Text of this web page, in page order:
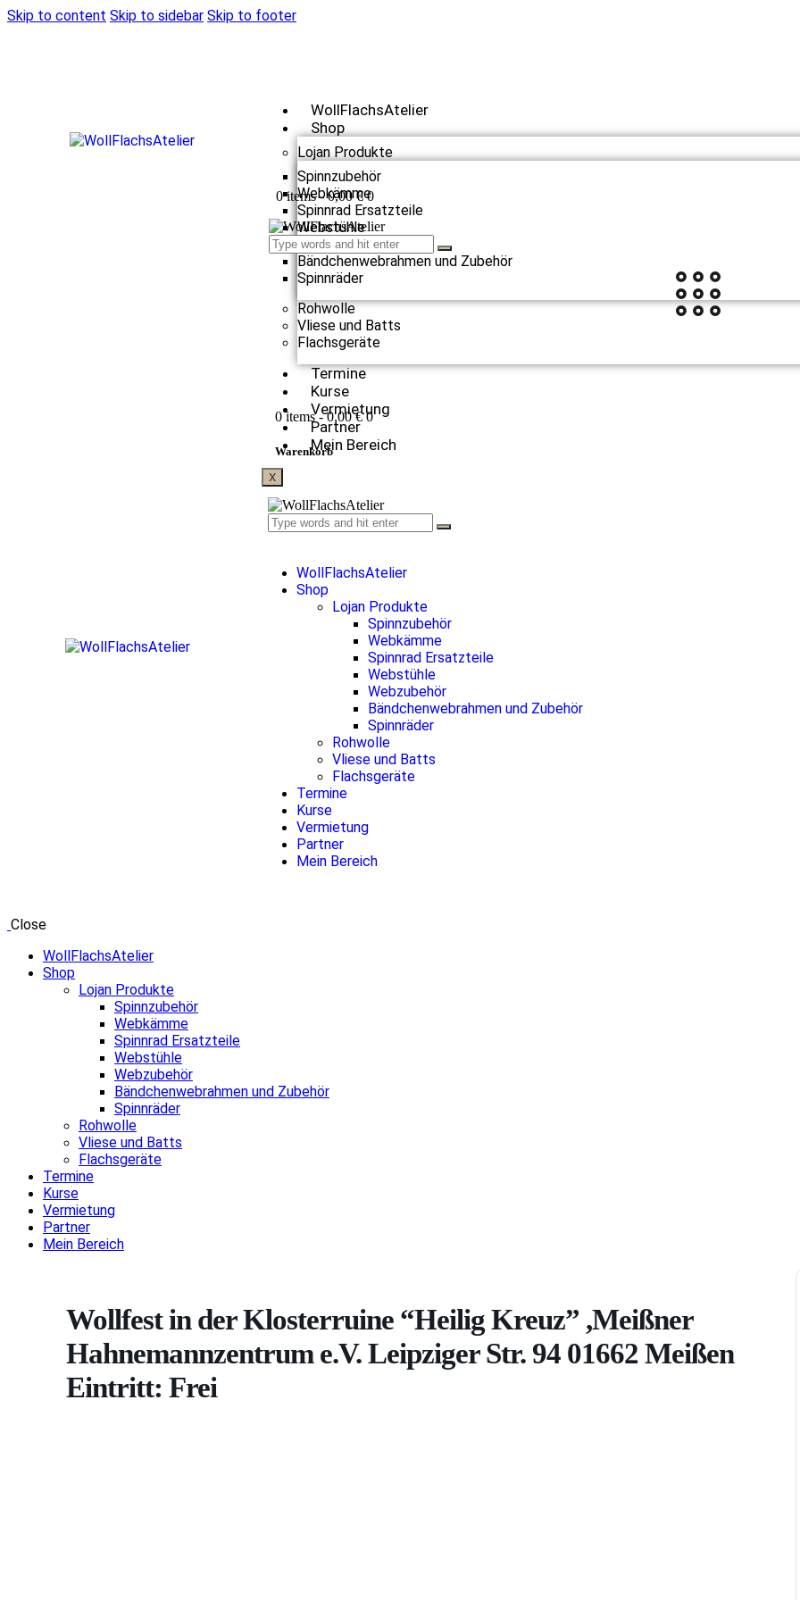
Skip to content Skip to sidebar Skip to footer
WollFlachsAtelier
Shop
Lojan Produkte
Spinnzubehör
Webkämme
Spinnrad Ersatzteile
Webstühle
Webzubehör
Bändchenwebrahmen und Zubehör
Spinnräder
Rohwolle
Vliese und Batts
Flachsgeräte
Termine
Kurse
Vermietung
Partner
Mein Bereich
X
0 items - 0,00 € 0
0 items-0,00 € 0
Warenkorb
WollFlachsAtelier
Shop
Lojan Produkte
Spinnzubehör
Webkämme
Spinnrad Ersatzteile
Webstühle
Webzubehör
Bändchenwebrahmen und Zubehör
Spinnräder
Rohwolle
Vliese und Batts
Flachsgeräte
Termine
Kurse
Vermietung
Partner
Mein Bereich
Close
WollFlachsAtelier
Shop
Lojan Produkte
Spinnzubehör
Webkämme
Spinnrad Ersatzteile
Webstühle
Webzubehör
Bändchenwebrahmen und Zubehör
Spinnräder
Rohwolle
Vliese und Batts
Flachsgeräte
Termine
Kurse
Vermietung
Partner
Mein Bereich
Wollfest in der Klosterruine “Heilig Kreuz” ,Meißner
Hahnemannzentrum e.V. Leipziger Str. 94 01662 Meißen
Eintritt: Frei